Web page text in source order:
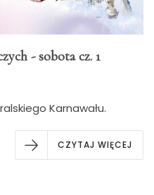
- sobota cz. 1
Karnawału.
CZYTAJ WIĘCEJ